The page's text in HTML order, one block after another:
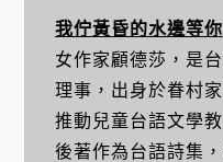
我佇黃昏的水邊等你
女作家顧德莎，是
理事，出身於眷村
推動兒童台語文學
後著作為台語詩集